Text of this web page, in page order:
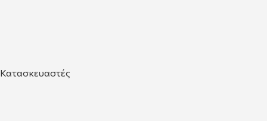
Κατασκευαστές